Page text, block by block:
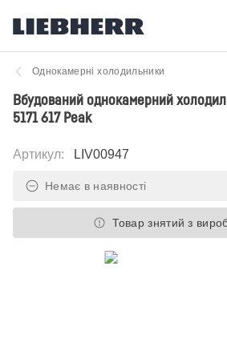
Однокамерні холодильники
Вбудований однокамерний
5171 617 Peak
Артикул: LIV00947
Немає в наявності
Товар знятий з